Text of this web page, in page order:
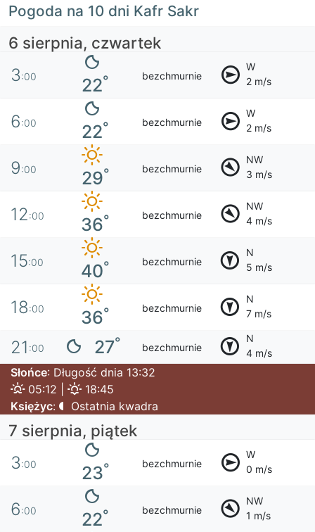
Pogoda na 10 dni Kafr Sakr
6 sierpnia, czwartek
3:00 22° bezchmurnie
W
2 m/s
6:00 22° bezchmurnie
W
2 m/s
9:00 29° bezchmurnie
NW
3 m/s
12:00 36° bezchmurnie
NW
4 m/s
15:00 40° bezchmurnie
N
5 m/s
18:00 36° bezchmurnie
N
7 m/s
21 :00 27° bezchmurnie
N
4 m/s
Słońce: Długość dnia 13:32
05:12 |
18:45
Księżyc: Ostatnia kwadra
7 sierpnia, piątek
3:00 23° bezchmurnie
W
0 m/s
6:00 22° bezchmurnie
NW
1 m/s